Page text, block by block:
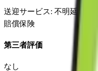
送迎サービス: 不明延長サ
賠償保険
第三者評価
なし